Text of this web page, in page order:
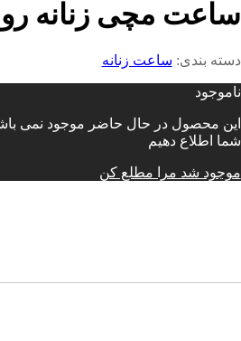
ساعت مچی زنانه
دسته بندی: ساعت زنانه
ناموجود
این محصول در حال حاضر موجود نمی
شما اطلاع دهیم
موجود شد مرا مطلع کن